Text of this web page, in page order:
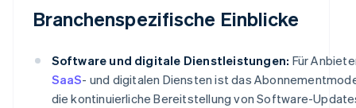
Branchenspezifische Einblicke
Software und digitale Dienstleistungen: Für
SaaS- und digitalen Diensten ist das
die kontinuierliche Bereitstellung von Software-